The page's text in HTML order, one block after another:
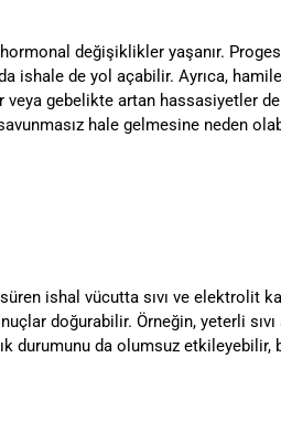
değişiklikler yaşanır.
de yol açabilir. Ayrıca,
gebelikte artan hassasiyetler
hale gelmesine neden
ishal vücutta sıvı ve elektrolit
doğurabilir. Örneğin, yeterli sıvı
durumunu da olumsuz